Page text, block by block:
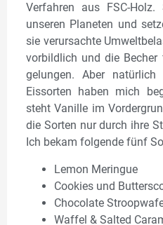
Verfahren aus FSC-
unseren Planeten und
sie verursachte
vorbildlich und die
gelungen. Aber natürlich
Eissorten haben mich
steht Vanille im
die Sorten nur durch ihre
Ich bekam folgende fünf
Lemon Meringue
Cookies und
Chocolate
Waffel & Salted